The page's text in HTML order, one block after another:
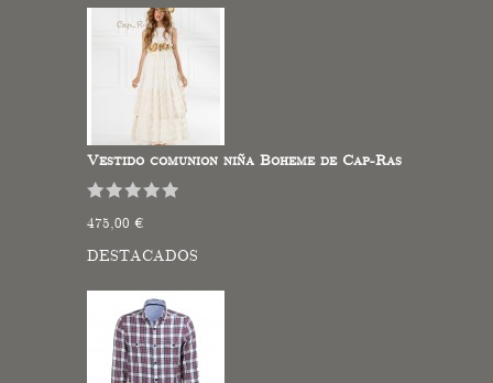
Vestido comunion niña Boheme de Cap-Ras
475,00 €
DESTACADOS